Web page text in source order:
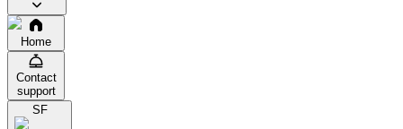
Home
Contact
support
SF